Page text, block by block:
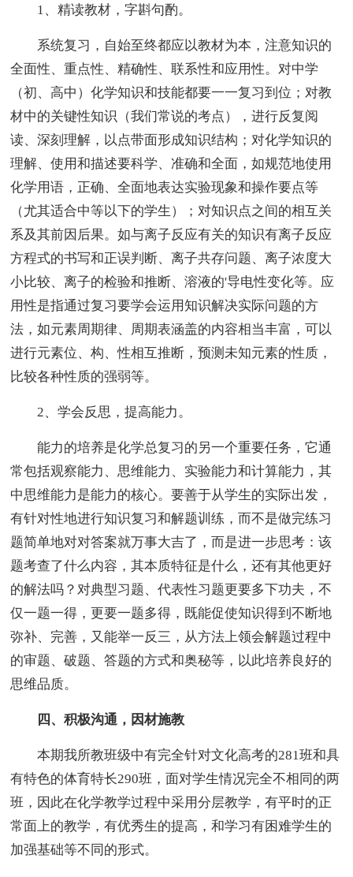
1、精读教材，字斟句酌。
系统复习，自始至终都应以教材为本，注意知识的
全面性、重点性、精确性、联系性和应用性。对中学
（初、高中）化学知识和技能都要一一复习到位；对教
材中的关键性知识（我们常说的考点），进行反复阅
读、深刻理解，以点带面形成知识结构；对化学知识的
理解、使用和描述要科学、准确和全面，如规范地使用
化学用语，正确、全面地表达实验现象和操作要点等
（尤其适合中等以下的学生）；对知识点之间的相互关
系及其前因后果。如与离子反应有关的知识有离子反应
方程式的书写和正误判断、离子共存问题、离子浓度大
小比较、离子的检验和推断、溶液的'导电性变化等。应
用性是指通过复习要学会运用知识解决实际问题的方
法，如元素周期律、周期表涵盖的内容相当丰富，可以
进行元素位、构、性相互推断，预测未知元素的性质，
比较各种性质的强弱等。
2、学会反思，提高能力。
能力的培养是化学总复习的另一个重要任务，它通
常包括观察能力、思维能力、实验能力和计算能力，其
中思维能力是能力的核心。要善于从学生的实际出发，
有针对性地进行知识复习和解题训练，而不是做完练习
题简单地对对答案就万事大吉了，而是进一步思考：该
题考查了什么内容，其本质特征是什么，还有其他更好
的解法吗？对典型习题、代表性习题更要多下功夫，不
仅一题一得，更要一题多得，既能促使知识得到不断地
弥补、完善，又能举一反三，从方法上领会解题过程中
的审题、破题、答题的方式和奥秘等，以此培养良好的
思维品质。
四、积极沟通，因材施教
本期我所教班级中有完全针对文化高考的281班和具
有特色的体育特长290班，面对学生情况完全不相同的两
班，因此在化学教学过程中采用分层教学，有平时的正
常面上的教学，有优秀生的提高，和学习有困难学生的
加强基础等不同的形式。